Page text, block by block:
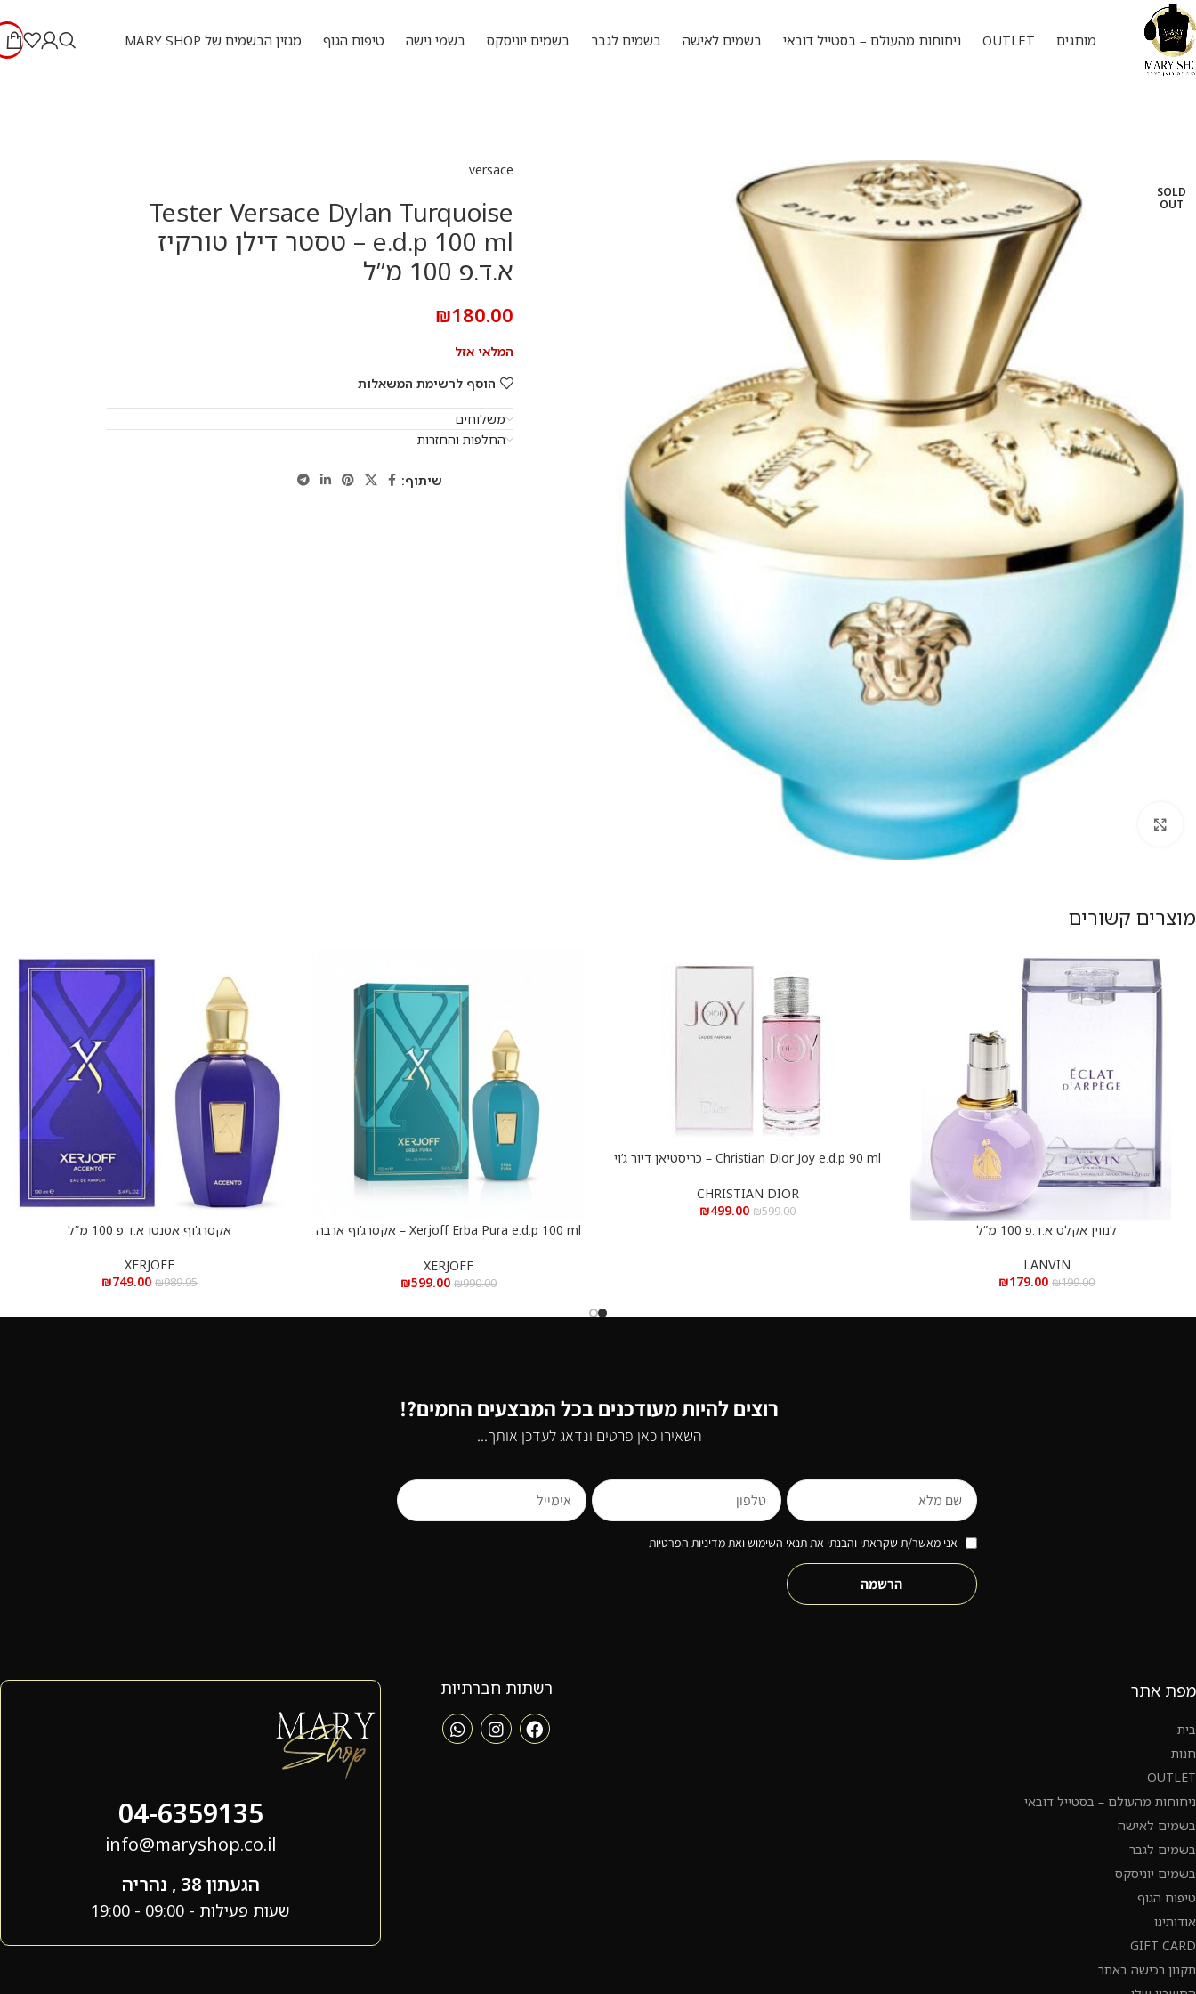
מותגים OUTLET ניחוחות מהעולם – בסטייל דובאי בשמים לאישה בשמים לגבר בשמים יוניסקס בשמי נישה טיפוח הגוף מגזין הבשמים של MARY SHOP
SOLD
OUT
versace
Tester Versace Dylan Turquoise
e.d.p 100 ml – טסטר דילן טורקיז
א.ד.פ 100 מ”ל
₪180.00
המלאי אזל
הוסף לרשימת המשאלות
משלוחים
החלפות והחזרות
שיתוף:
מוצרים קשורים
לנווין אקלט א.ד.פ 100 מ”ל
LANVIN
₪199.00
₪179.00
הוספה לסל
Christian Dior Joy e.d.p 90 ml – כריסטיאן דיור ג’וי
CHRISTIAN DIOR
₪599.00
₪499.00
הוספה לסל
Xerjoff Erba Pura e.d.p 100 ml – אקסרג’וף ארבה
XERJOFF
₪990.00
₪599.00
הוספה לסלאקסרג’וף אסנטו א.ד.פ 100 מ”ל
XERJOFF
₪989.95
₪749.00
רוצים להיות מעודכנים בכל המבצעים החמים?!
השאירו כאן פרטים ונדאג לעדכן אותך...
אני מאשר/ת שקראתי והבנתי את תנאי השימוש ואת מדיניות הפרטיות
הרשמה
מפת אתר
בית
חנות
OUTLET
ניחוחות מהעולם – בסטייל דובאי
בשמים לאישה
בשמים לגבר
בשמים יוניסקס
טיפוח הגוף
אודותינו
GIFT CARD
תקנון רכישה באתר
רשתות חברתיות
04-6359135
info@maryshop.co.il
הגעתון 38 , נהריה
שעות פעילות - 09:00 - 19:00